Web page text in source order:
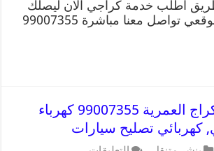
اطلب خدمة كراجي الان ليصلك
اقرب بشر من موقعي تواصل معنا مباشرة 99007355
بنشر متنقل | كراج العمرية 99007355 كهرباء
كهربائي تصليح سيارات